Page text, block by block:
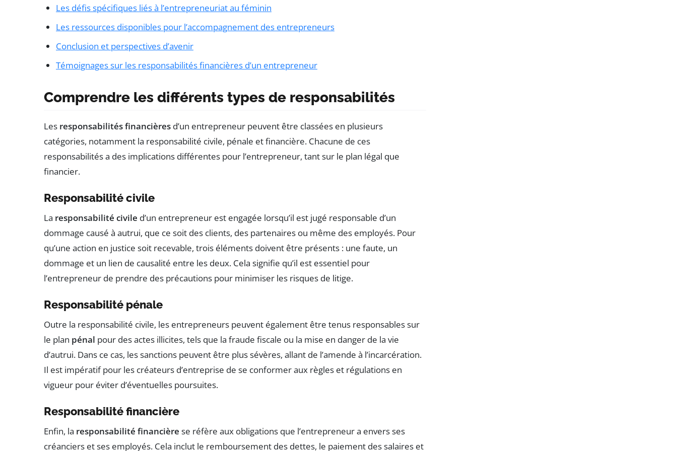
Les défis spécifiques liés à l’entrepreneuriat au féminin
Les ressources disponibles pour l’accompagnement des entrepreneurs
Conclusion et perspectives d’avenir
Témoignages sur les responsabilités financières d’un entrepreneur
Comprendre les différents types de responsabilités
Les responsabilités financières d’un entrepreneur peuvent être classées en plusieurs
catégories, notamment la responsabilité civile, pénale et financière. Chacune de ces
responsabilités a des implications différentes pour l’entrepreneur, tant sur le plan légal que
financier.
Responsabilité civile
La responsabilité civile d’un entrepreneur est engagée lorsqu’il est jugé responsable d’un
dommage causé à autrui, que ce soit des clients, des partenaires ou même des employés. Pour
qu’une action en justice soit recevable, trois éléments doivent être présents : une faute, un
dommage et un lien de causalité entre les deux. Cela signifie qu’il est essentiel pour
l’entrepreneur de prendre des précautions pour minimiser les risques de litige.
Responsabilité pénale
Outre la responsabilité civile, les entrepreneurs peuvent également être tenus responsables sur
le plan pénal pour des actes illicites, tels que la fraude fiscale ou la mise en danger de la vie
d’autrui. Dans ce cas, les sanctions peuvent être plus sévères, allant de l’amende à l’incarcération.
Il est impératif pour les créateurs d’entreprise de se conformer aux règles et régulations en
vigueur pour éviter d’éventuelles poursuites.
Responsabilité financière
Enfin, la responsabilité financière se réfère aux obligations que l’entrepreneur a envers ses
créanciers et ses employés. Cela inclut le remboursement des dettes, le paiement des salaires et